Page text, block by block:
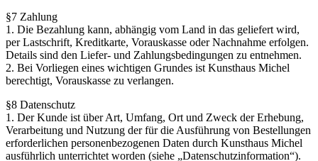
§7 Zahlung
1. Die Bezahlung kann, abhängig vom Land in das geliefert wird,
per Lastschrift, Kreditkarte, Vorauskasse oder Nachnahme erfolgen.
Details sind den Liefer- und Zahlungsbedingungen zu entnehmen.
2. Bei Vorliegen eines wichtigen Grundes ist Kunsthaus Michel
berechtigt, Vorauskasse zu verlangen.
§8 Datenschutz
1. Der Kunde ist über Art, Umfang, Ort und Zweck der Erhebung,
Verarbeitung und Nutzung der für die Ausführung von Bestellungen
erforderlichen personenbezogenen Daten durch Kunsthaus Michel
ausführlich unterrichtet worden (siehe „Datenschutzinformation“).